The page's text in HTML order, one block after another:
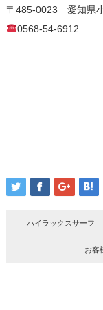
〒485-0023 愛知県
0568-54-6912
ハイラックスサーフ
お客